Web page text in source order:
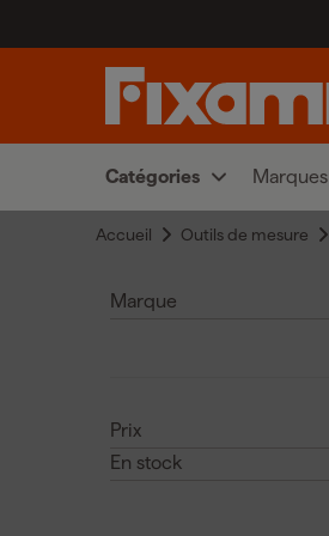
Catégories Marques
Accueil Outils de mesure
Marque
Prix
En stock